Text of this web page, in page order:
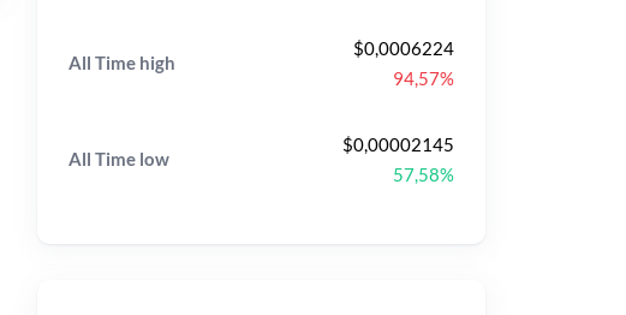
All Time high
$0,0006224
94,57%
All Time low
$0,00002145
57,58%